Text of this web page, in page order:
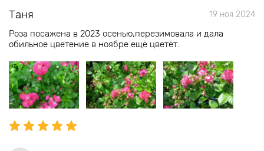
Таня 19 ноя 2024
Роза посажена в 2023 осенью,перезимовала и дала
обильное цветение в ноябре ещё цветёт.